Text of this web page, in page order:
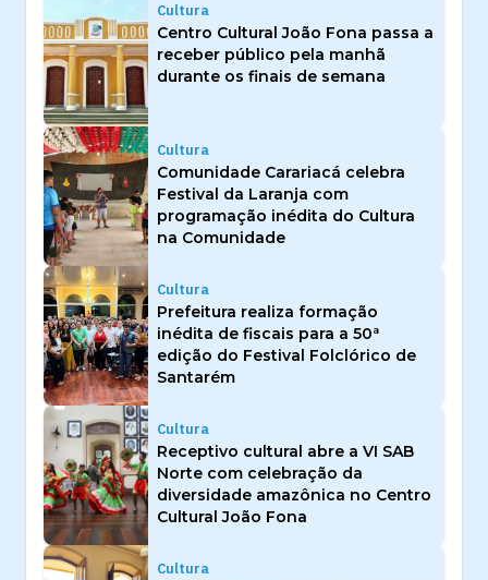
Cultura
Centro Cultural João Fona passa a
receber público pela manhã
durante os finais de semana
Cultura
Comunidade Carariacá celebra
Festival da Laranja com
programação inédita do Cultura
na Comunidade
Cultura
Prefeitura realiza formação
inédita de fiscais para a 50ª
edição do Festival Folclórico de
Santarém
Cultura
Receptivo cultural abre a VI SAB
Norte com celebração da
diversidade amazônica no Centro
Cultural João Fona
Cultura